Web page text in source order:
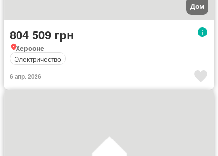
Дом
804 509 грн
Херсоне
Электричество
6 апр. 2026